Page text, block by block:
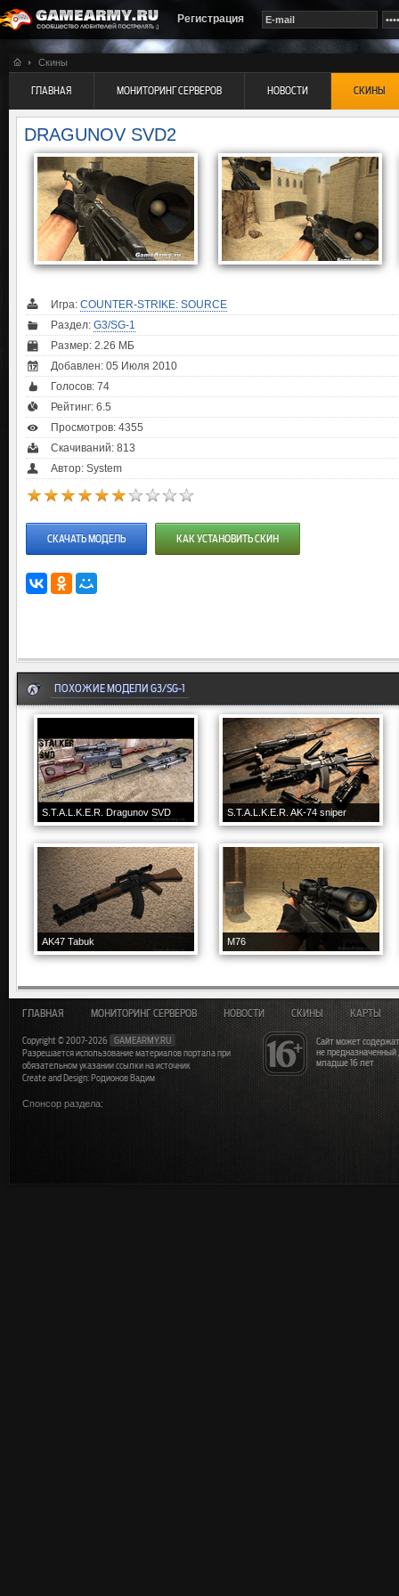
Регистрация
Скины
ГЛАВНАЯ МОНИТОРИНГ СЕРВЕРОВ НОВОСТИ СКИНЫ
DRAGUNOV SVD2
Игра: COUNTER-STRIKE: SOURCE
Раздел: G3/SG-1
Размер: 2.26 МБ
Добавлен: 05 Июля 2010
Голосов: 74
Рейтинг: 6.5
Просмотров: 4355
Скачиваний: 813
Автор: System
СКАЧАТЬ МОДЕЛЬ КАК УСТАНОВИТЬ СКИН
ПОХОЖИЕ МОДЕЛИ G3/SG-1
S.T.A.L.K.E.R. Dragunov SVD S.T.A.L.K.E.R. AK-74 sniper
AK47 Tabuk M76
Сайт может
не
младше 16 лет
ГЛАВНАЯ МОНИТОРИНГ СЕРВЕРОВ НОВОСТИ СКИНЫ КАРТЫ
Copyright © 2007-2026
GAMEARMY.RU
Разрешается использование материалов портала при
обязательном указании ссылки на источник
Create and Design: Родионов Вадим
Спонсор раздела: